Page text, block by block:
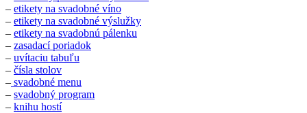
– etikety na svadobné víno
– etikety na svadobné výslužky
– etikety na svadobnú pálenku
– zasadací poriadok
– uvítaciu tabuľu
– čísla stolov
– svadobné menu
– svadobný program
– knihu hostí